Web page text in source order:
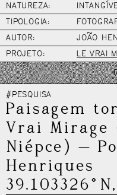
NATUREZA:
TIPOLOGIA:
AUTOR:
JOÃO
PROJETO:
LE VRAI
#PESQUISA
Paisagem
Vrai Mirage
Niépce) —
Henriques